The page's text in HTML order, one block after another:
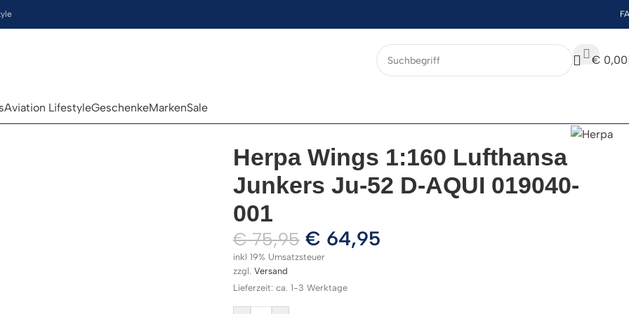
€ 0,00
Aviation LifestyleGeschenkeMarkenSale
Herpa Wings 1:160 Lufthansa
Junkers Ju-52 D-AQUI 019040-
001
€75,95 € 64,95
inkl 19% Umsatzsteuer
zzgl. Versand
Lieferzeit: ca. 1-3 Werktage